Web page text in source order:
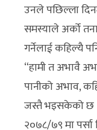
उनले पछिल्ला
समस्याले अर्को
गर्नेलाई कहिल्यै
“हामी त अभावै
पानीको अभाव,
जस्तै भइसकेको छ
२०७८/७९ मा